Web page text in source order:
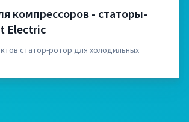
компрессоров - статоры-
Electric
статор-ротор для холодильных